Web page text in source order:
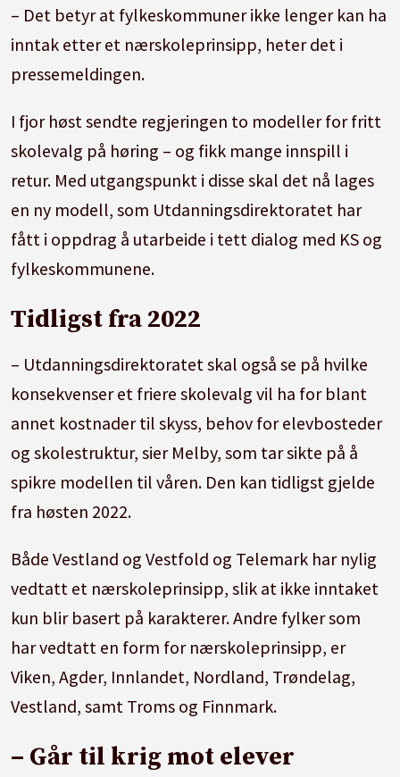
– Det betyr at fylkeskommuner ikke lenger kan ha
inntak etter et nærskoleprinsipp, heter det i
pressemeldingen.
I fjor høst sendte regjeringen to modeller for fritt
skolevalg på høring – og fikk mange innspill i
retur. Med utgangspunkt i disse skal det nå lages
en ny modell, som Utdanningsdirektoratet har
fått i oppdrag å utarbeide i tett dialog med KS og
fylkeskommunene.
Tidligst fra 2022
– Utdanningsdirektoratet skal også se på hvilke
konsekvenser et friere skolevalg vil ha for blant
annet kostnader til skyss, behov for elevbosteder
og skolestruktur, sier Melby, som tar sikte på å
spikre modellen til våren. Den kan tidligst gjelde
fra høsten 2022.
Både Vestland og Vestfold og Telemark har nylig
vedtatt et nærskoleprinsipp, slik at ikke inntaket
kun blir basert på karakterer. Andre fylker som
har vedtatt en form for nærskoleprinsipp, er
Viken, Agder, Innlandet, Nordland, Trøndelag,
Vestland, samt Troms og Finnmark.
– Går til krig mot elever